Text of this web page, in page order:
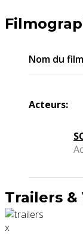
Nom du film
Acteurs:
Trailers &
x